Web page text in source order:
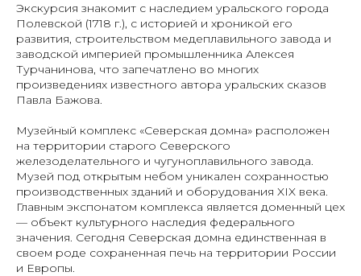
Экскурсия знакомит с наследием уральского города
Полевской (1718 г.), с историей и хроникой его
развития, строительством медеплавильного завода и
заводской империей промышленника Алексея
Турчанинова, что запечатлено во многих
произведениях известного автора уральских сказов
Павла Бажова.
Музейный комплекс «Северская домна» расположен
на территории старого Северского
железоделательного и чугуноплавильного завода.
Музей под открытым небом уникален сохранностью
производственных зданий и оборудования XIX века.
Главным экспонатом комплекса является доменный цех
— объект культурного наследия федерального
значения. Сегодня Северская домна единственная в
своем роде сохраненная печь на территории России
и Европы.